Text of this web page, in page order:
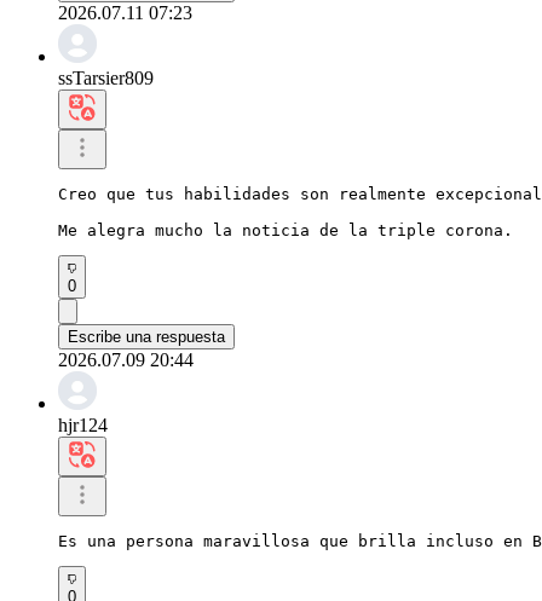
2026.07.11 07:23
ssTarsier809
Creo que tus habilidades son realmente
Me alegra mucho la noticia de la triple corona.
0
Escribe una respuesta
2026.07.09 20:44
hjr124
Es una persona maravillosa que brilla incluso en
0